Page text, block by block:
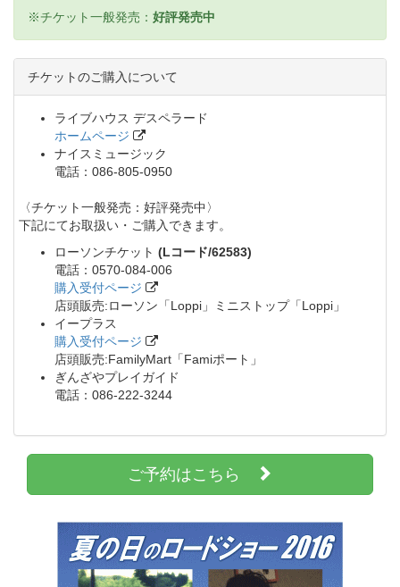
※チケット一般発売： 好評発売中
チケットのご購入について
ライブハウス デスペラード
ホームページ
ナイスミュージック
電話：086-805-0950
〈チケット一般発売：好評発売中〉
下記にてお取扱い・ご購入できます。
ローソンチケット (Lコード/62583)
電話：0570-084-006
購入受付ページ
店頭販売:ローソン「Loppi」ミニストップ「Loppi」
イープラス
購入受付ページ
店頭販売:FamilyMart「Famiポート」
ぎんざやプレイガイド
電話：086-222-3244
ご予約はこちら